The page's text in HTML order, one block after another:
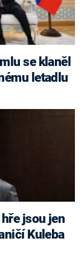
se klaněl
letadlu
jsou jen
Kuleba